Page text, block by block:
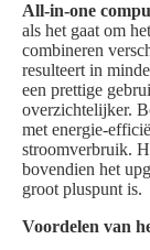
All-in-one
als het gaat om
combineren
resulteert in
een prettige
overzichtelijker.
met energie-
stroomverbruik.
bovendien het
groot pluspunt is.
Voordelen van